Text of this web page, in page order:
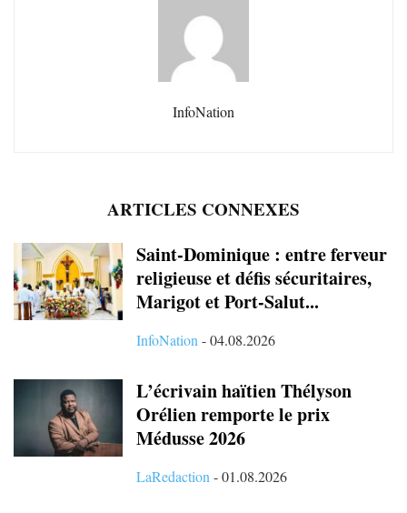
InfoNation
ARTICLES CONNEXES
Saint-Dominique : entre ferveur
religieuse et défis sécuritaires,
Marigot et Port-Salut...
InfoNation -04.08.2026
L’écrivain haïtien Thélyson
Orélien remporte le prix
Médusse 2026
LaRedaction -01.08.2026